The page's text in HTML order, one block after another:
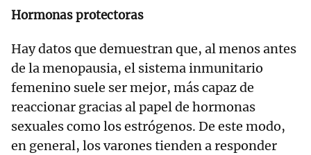
Hormonas protectoras
Hay datos que demuestran que, al menos antes
de la menopausia, el sistema inmunitario
femenino suele ser mejor, más capaz de
reaccionar gracias al papel de hormonas
sexuales como los estrógenos. De este modo,
en general, los varones tienden a responder